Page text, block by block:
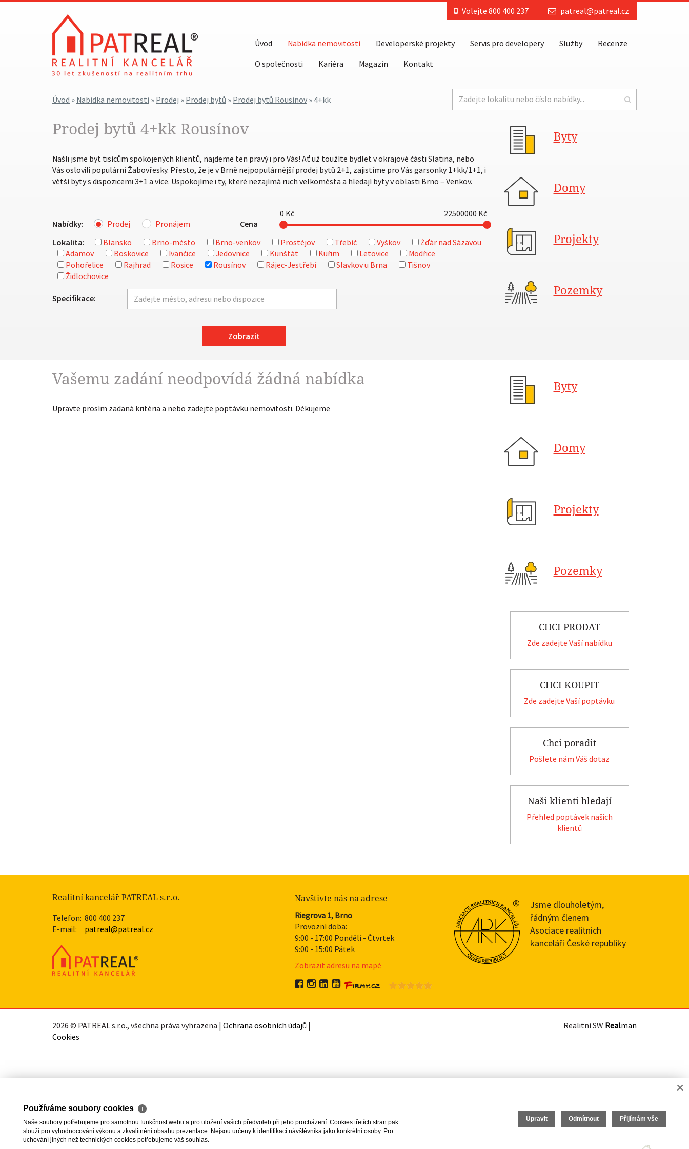
Volejte 800 400 237 patreal@patreal.cz
Úvod Nabídka nemovitostí Developerské projekty Servis pro developery Služby
Recenze
O společnosti
Kariéra Magazín Kontakt
Úvod » Nabídka nemovitostí » Prodej » Prodej bytů » Prodej bytů Rousínov » 4+kk
Prodej bytů 4+kk Rousínov
Našli jsme byt tisícům spokojených klientů, najdeme ten pravý i pro Vás! Ať už toužíte bydlet v okrajové části Slatina, nebo
Vás oslovili populární Žabovřesky. Přesto, že je v Brně nejpopulárnější prodej bytů 2+1, zajistíme pro Vás garsonky 1+kk/1+1, i
větší byty s dispozicemi 3+1 a více. Uspokojíme i ty, které nezajímá ruch velkoměsta a hledají byty v oblasti Brno – Venkov.
Nabídky: Prodej Pronájem Cena
0 Kč 22500000 Kč
Lokalita: Blansko Brno-město Brno-venkov Prostějov Třebíč Vyškov
Žďár nad Sázavou
Adamov
Boskovice Ivančice Jedovnice Kunštát Kuřim Letovice
Modřice
Pohořelice
Rajhrad Rosice Rousínov Rájec-Jestřebí Slavkov u Brna
Tišnov
Židlochovice
Specifikace:
Zobrazit
Byty
Domy
Projekty
Pozemky
Vašemu zadání neodpovídá žádná nabídka
Upravte prosím zadaná kritéria a nebo zadejte poptávku nemovitosti. Děkujeme
Byty
Domy
Projekty
Pozemky
CHCI PRODAT
Zde zadejte Vaší nabídku
CHCI KOUPIT
Zde zadejte Vaší poptávku
Chci poradit
Pošlete nám Váš dotaz
Naši klienti hledají
Přehled poptávek našich
klientů
Realitní kancelář PATREAL s.r.o.
Telefon: 800 400 237
E-mail:
patreal@patreal.cz
Navštivte nás na adrese
Riegrova 1, Brno
Provozní doba:
9:00 - 17:00 Pondělí - Čtvrtek
9:00 - 15:00 Pátek
Zobrazit adresu na mapě
Jsme dlouholetým,
řádným členem
Asociace realitních
kanceláří České republiky
2026 © PATREAL s.r.o., všechna práva vyhrazena | Ochrana osobních údajů |
Cookies
Realitní SW Realman
×
Používáme soubory cookies ℹ
Naše soubory potřebujeme pro samotnou funkčnost webu a pro uložení vašich předvoleb při jeho procházení. Cookies třetích stran pak
slouží pro vyhodnocování výkonu a zkvalitnění obsahu prezentace. Nejsou určeny k identifikaci návštěvníka jako konkrétní osoby. Pro
uchování jiných než technických cookies potřebujeme váš souhlas.
Upravit Odmítnout Přijímám vše